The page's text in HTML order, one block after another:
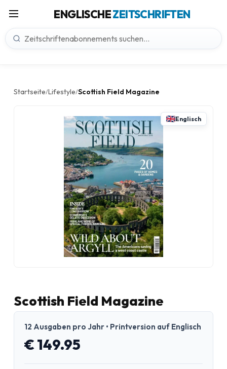
ENGLISCHEZEITSCHRIFTEN
Startseite/Lifestyle/Scottish Field Magazine
Englisch
Scottish Field Magazine
12 Ausgaben pro Jahr • Printversion auf Englisch
€ 149.95